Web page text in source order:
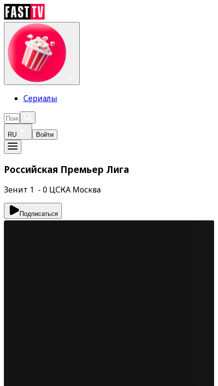
Сериалы
RU Войти
Российская Премьер Лига
Зенит 1 - 0 ЦСКА Москва
Подписаться